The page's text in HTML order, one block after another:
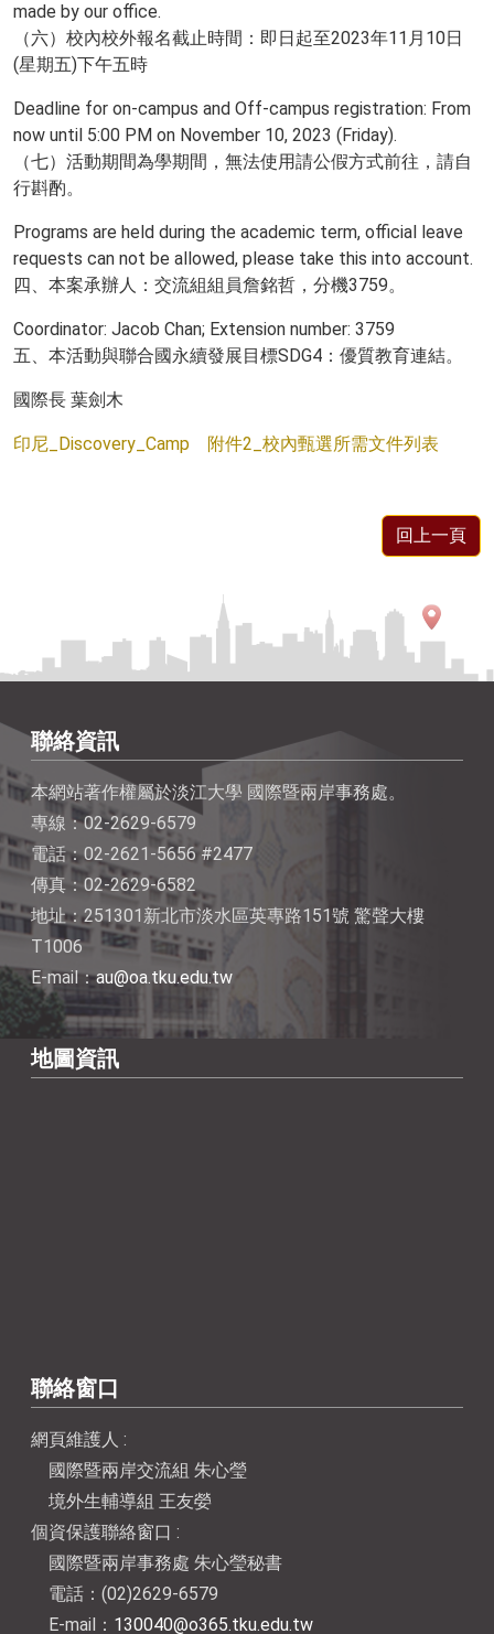
made by our office.
（六）校內校外報名截止時間：即日起至2023年11月10日
(星期五)下午五時
Deadline for on-campus and Off-campus registration: From
now until 5:00 PM on November 10, 2023 (Friday).
（七）活動期間為學期間，無法使用請公假方式前往，請自
行斟酌。
Programs are held during the academic term, official leave
requests can not be allowed, please take this into account.
四、本案承辦人：交流組組員詹銘哲，分機3759。
Coordinator: Jacob Chan; Extension number: 3759
五、本活動與聯合國永續發展目標SDG4：優質教育連結。
國際長 葉劍木
印尼_Discovery_Camp 附件2_校內甄選所需文件列表
回上一頁
聯絡資訊
本網站著作權屬於淡江大學 國際暨兩岸事務處。
專線：02-2629-6579
電話：02-2621-5656 #2477
傳真：02-2629-6582
地址：251301新北市淡水區英專路151號 驚聲大樓
T1006
E-mail：au@oa.tku.edu.tw
地圖資訊
聯絡窗口
網頁維護人 :
國際暨兩岸交流組 朱心瑩
境外生輔導組 王友嫈
個資保護聯絡窗口 :
國際暨兩岸事務處 朱心瑩秘書
電話：(02)2629-6579
E-mail： 130040@o365.tku.edu.tw